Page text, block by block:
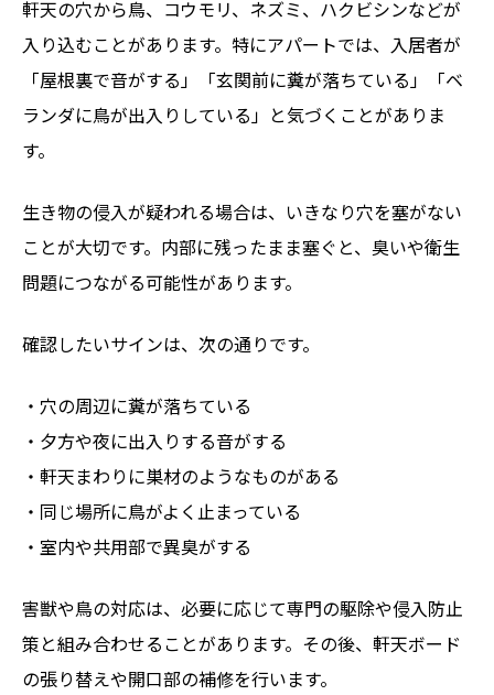
軒天の穴から鳥、コウモリ、ネズミ、ハクビシンなどが
入り込むことがあります。特にアパートでは、入居者が
「屋根裏で音がする」「玄関前に糞が落ちている」「ベ
ランダに鳥が出入りしている」と気づくことがありま
す。
生き物の侵入が疑われる場合は、いきなり穴を塞がない
ことが大切です。内部に残ったまま塞ぐと、臭いや衛生
問題につながる可能性があります。
確認したいサインは、次の通りです。
・穴の周辺に糞が落ちている
・夕方や夜に出入りする音がする
・軒天まわりに巣材のようなものがある
・同じ場所に鳥がよく止まっている
・室内や共用部で異臭がする
害獣や鳥の対応は、必要に応じて専門の駆除や侵入防止
策と組み合わせることがあります。その後、軒天ボード
の張り替えや開口部の補修を行います。